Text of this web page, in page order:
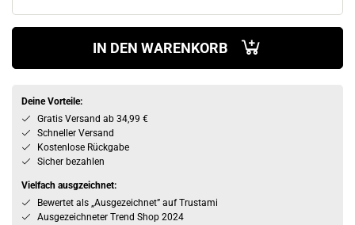
IN DEN WARENKORB
Deine Vorteile:
Gratis Versand ab 34,99 €
Schneller Versand
Kostenlose Rückgabe
Sicher bezahlen
Vielfach ausgzeichnet:
Bewertet als „Ausgezeichnet” auf Trustami
Ausgezeichneter Trend Shop 2024